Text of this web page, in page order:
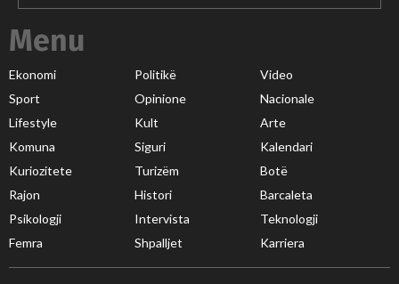
Menu
Ekonomi Politikë
Video
Sport
Opinione
Nacionale
Lifestyle
Kult
Arte
Komuna
Siguri
Kalendari
Kuriozitete
Turizëm
Botë
Rajon
Histori
Barcaleta
Psikologji
Intervista
Teknologji
Femra
Shpalljet Karriera